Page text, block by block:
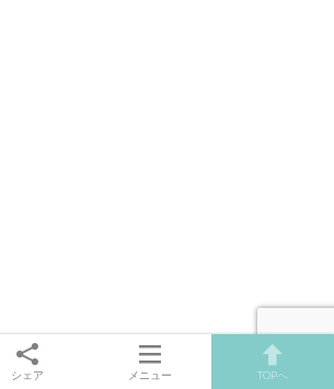
シェア メニュー TOPへ